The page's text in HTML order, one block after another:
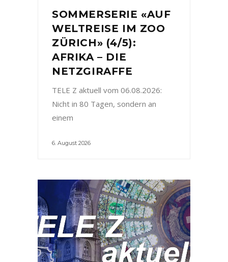
SOMMERSERIE «AUF
WELTREISE IM ZOO
ZÜRICH» (4/5):
AFRIKA – DIE
NETZGIRAFFE
TELE Z aktuell vom 06.08.2026:
Nicht in 80 Tagen, sondern an
einem
6. August 2026